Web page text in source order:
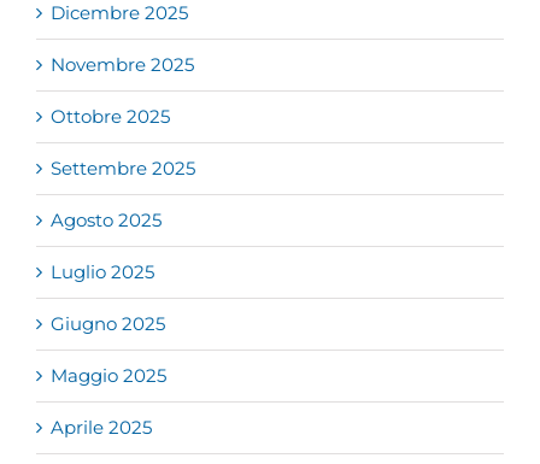
Dicembre 2025
Novembre 2025
Ottobre 2025
Settembre 2025
Agosto 2025
Luglio 2025
Giugno 2025
Maggio 2025
Aprile 2025